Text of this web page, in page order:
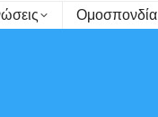
Ομοσπονδία